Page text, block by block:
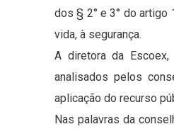
dos § 2° e 3° do artigo
vida, à segurança.
A diretora da
analisados pelos
aplicação do recurso
Nas palavras da